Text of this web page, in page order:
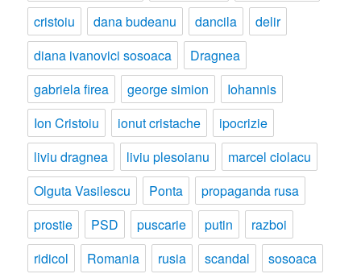
cristoiu
dana budeanu dancila
delir
diana ivanovici sosoaca
Dragnea
gabriela firea
george simion
Iohannis
Ion Cristoiu
ionut cristache
ipocrizie
liviu dragnea
liviu plesoianu
marcel ciolacu
Olguta Vasilescu
Ponta
propaganda rusa
prostie
PSD puscarie putin
razboi
ridicol
Romania rusia scandal
sosoaca